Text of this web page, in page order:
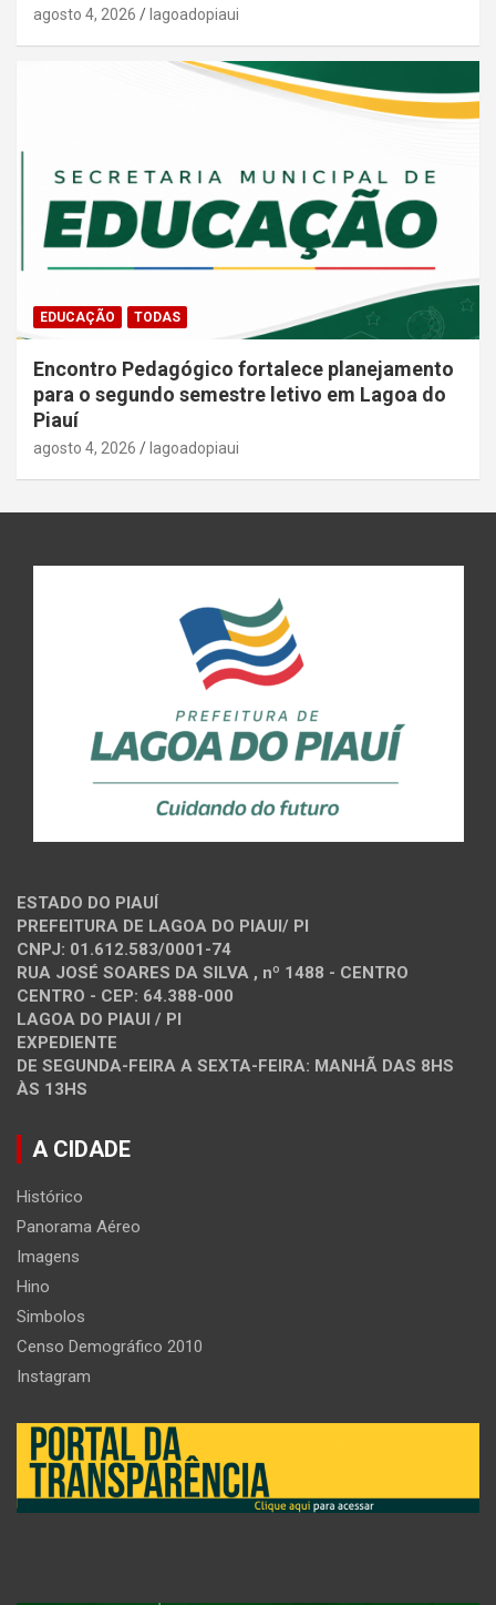
agosto 4, 2026 lagoadopiaui
EDUCAÇÃO TODAS
Encontro Pedagógico fortalece planejamento
para o segundo semestre letivo em Lagoa do
Piauí
agosto 4, 2026 lagoadopiaui
ESTADO DO PIAUÍ
PREFEITURA DE LAGOA DO PIAUI/ PI
CNPJ: 01.612.583/0001-74
RUA JOSÉ SOARES DA SILVA , nº 1488 - CENTRO
CENTRO - CEP: 64.388-000
LAGOA DO PIAUI / PI
EXPEDIENTE
DE SEGUNDA-FEIRA A SEXTA-FEIRA: MANHÃ DAS 8HS
ÀS 13HS
A CIDADE
Histórico
Panorama Aéreo
Imagens
Hino
Simbolos
Censo Demográfico 2010
Instagram